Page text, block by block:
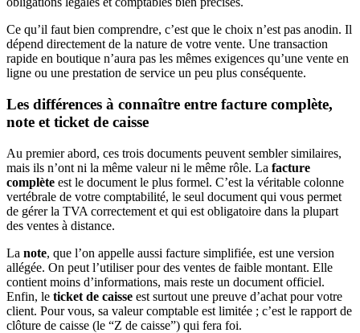
Ce qu’il faut bien comprendre, c’est que le choix n’est pas anodin. Il
dépend directement de la nature de votre vente. Une transaction
rapide en boutique n’aura pas les mêmes exigences qu’une vente en
ligne ou une prestation de service un peu plus conséquente.
Les différences à connaître entre facture complète,
note et ticket de caisse
Au premier abord, ces trois documents peuvent sembler similaires,
mais ils n’ont ni la même valeur ni le même rôle. La facture
complète est le document le plus formel. C’est la véritable colonne
vertébrale de votre comptabilité, le seul document qui vous permet
de gérer la TVA correctement et qui est obligatoire dans la plupart
des ventes à distance.
La note, que l’on appelle aussi facture simplifiée, est une version
allégée. On peut l’utiliser pour des ventes de faible montant. Elle
contient moins d’informations, mais reste un document officiel.
Enfin, le ticket de caisse est surtout une preuve d’achat pour votre
client. Pour vous, sa valeur comptable est limitée ; c’est le rapport de
clôture de caisse (le “Z de caisse”) qui fera foi.